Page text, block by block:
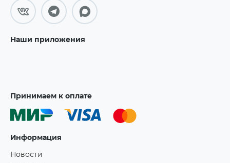
Наши приложения
Принимаем к оплате
Информация
Новости